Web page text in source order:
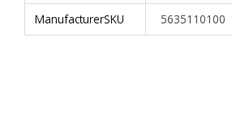
ManufacturerSKU 5635110100